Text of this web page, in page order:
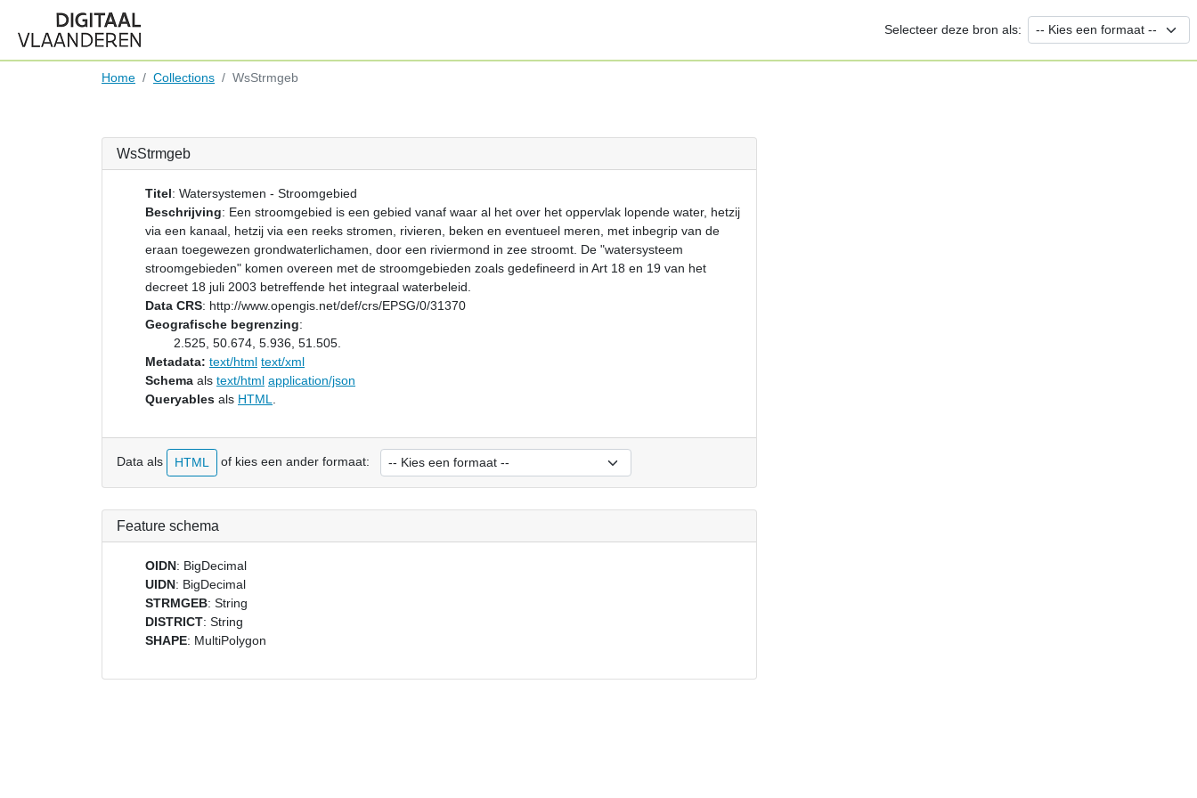
Selecteer deze bron als:
Home Collections WsStrmgeb
WsStrmgeb
Titel: Watersystemen - Stroomgebied
Beschrijving: Een stroomgebied is een gebied vanaf waar al het over het oppervlak lopende water, hetzij
via een kanaal, hetzij via een reeks stromen, rivieren, beken en eventueel meren, met inbegrip van de
eraan toegewezen grondwaterlichamen, door een riviermond in zee stroomt. De "watersysteem
stroomgebieden" komen overeen met de stroomgebieden zoals gedefineerd in Art 18 en 19 van het
decreet 18 juli 2003 betreffende het integraal waterbeleid.
Data CRS: http://www.opengis.net/def/crs/EPSG/0/31370
Geografische begrenzing:
2.525, 50.674, 5.936, 51.505.
Metadata: text/html text/xml
Schema als text/html application/json
Queryables als HTML
Data als HTML of kies een ander formaat:
Feature schema
OIDN: BigDecimal
UIDN: BigDecimal
STRMGEB: String
DISTRICT: String
SHAPE: MultiPolygon